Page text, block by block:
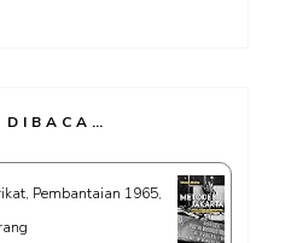
DIBACA…
Pembantaian 1965,